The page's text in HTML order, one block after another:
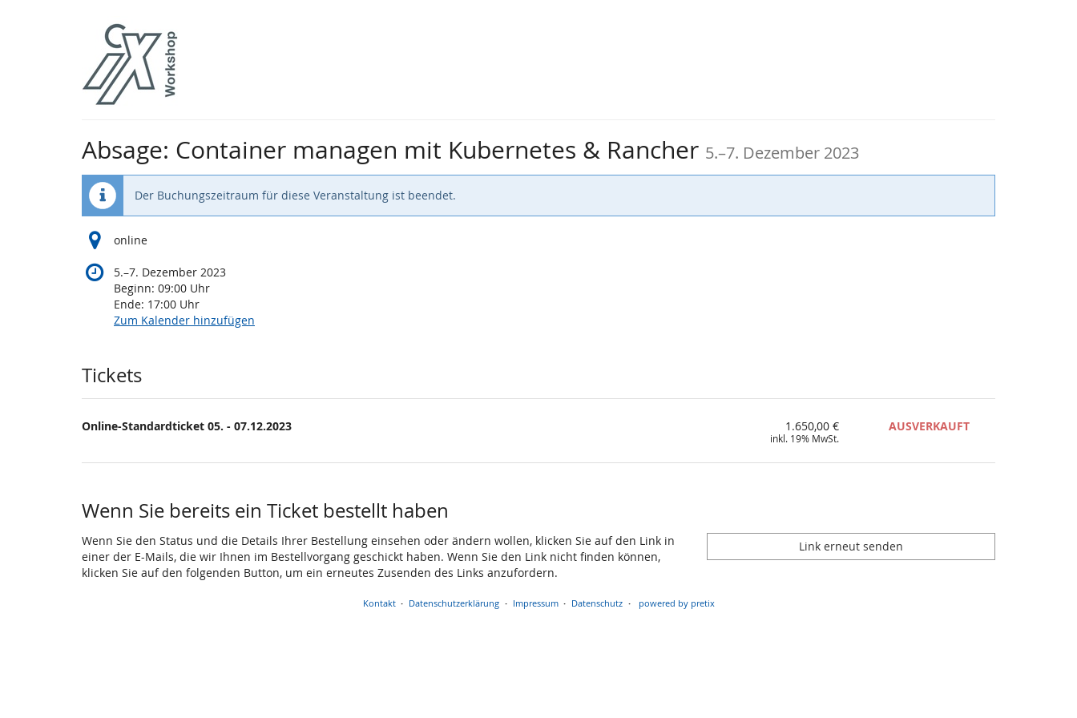
Absage: Container managen mit Kubernetes & Rancher 5.–bis
7. Dezember 2023
Der Buchungszeitraum für diese Veranstaltung ist beendet.
online
5.–bis
7. Dezember 2023
Beginn: 09:00 Uhr
Ende: 17:00 Uhr
Zum Kalender hinzufügen
Produkte
Tickets
Online-Standardticket 05. - 07.12.2023 1.650,00 €
inkl. 19% MwSt.
AUSVERKAUFT
Wenn Sie bereits ein Ticket bestellt haben
Wenn Sie den Status und die Details Ihrer Bestellung einsehen oder ändern wollen, klicken Sie auf den Link in
einer der E-Mails, die wir Ihnen im Bestellvorgang geschickt haben. Wenn Sie den Link nicht finden können,
klicken Sie auf den folgenden Button, um ein erneutes Zusenden des Links anzufordern.
Link erneut senden
Kontakt Datenschutzerklärung Impressum Datenschutz powered by pretix